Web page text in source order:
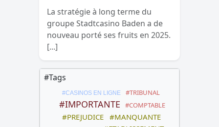
La stratégie à long terme du
groupe Stadtcasino Baden a de
nouveau porté ses fruits en 2025.
[...]
#Tags
#CASINOS EN LIGNE #TRIBUNAL
#IMPORTANTE #COMPTABLE
#PREJUDICE #MANQUANTE